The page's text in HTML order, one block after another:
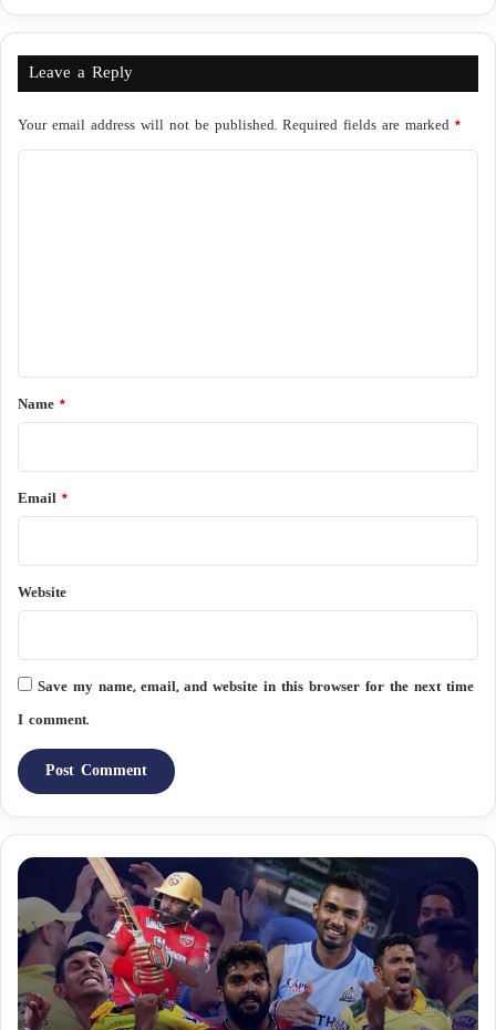
Leave a Reply
Your email address will not be published. Required fields are marked *
*Name *
Email *
Website
Save my name, email, and website in this browser for the next time
I comment.